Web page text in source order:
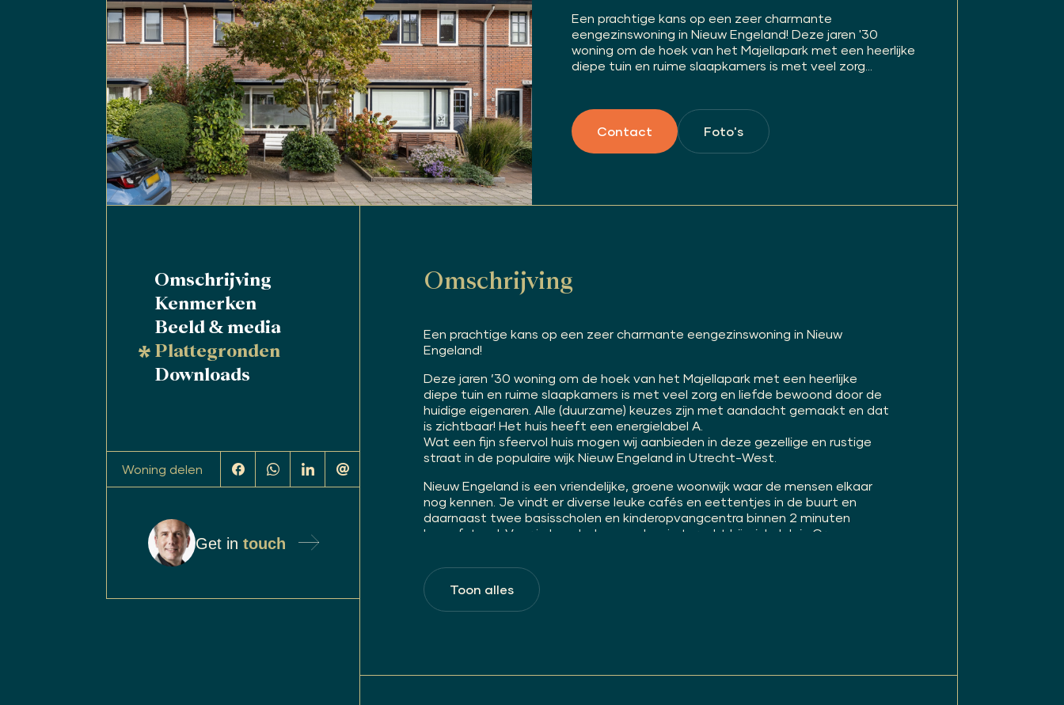
Een prachtige kans op een zeer charmante
eengezinswoning in Nieuw Engeland! Deze jaren '30
woning om de hoek van het Majellapark met een heerlijke
diepe tuin en ruime slaapkamers is met veel zorg...
Contact Foto's
Omschrijving
Kenmerken
Beeld & media
Plattegronden
Downloads
Woning delen
Get in touch
Omschrijving
Een prachtige kans op een zeer charmante eengezinswoning in Nieuw
Engeland!
Deze jaren ’30 woning om de hoek van het Majellapark met een heerlijke
diepe tuin en ruime slaapkamers is met veel zorg en liefde bewoond door de
huidige eigenaren. Alle (duurzame) keuzes zijn met aandacht gemaakt en dat
is zichtbaar! Het huis heeft een energielabel A.
Wat een fijn sfeervol huis mogen wij aanbieden in deze gezellige en rustige
straat in de populaire wijk Nieuw Engeland in Utrecht-West.
Nieuw Engeland is een vriendelijke, groene woonwijk waar de mensen elkaar
nog kennen. Je vindt er diverse leuke cafés en eettentjes in de buurt en
daarnaast twee basisscholen en kinderopvangcentra binnen 2 minuten
loopafstand. Voor je boodschappen kun je terecht bij winkelplein Groeneweg
station Zuilen is op loopafstand. Met de auto ben je snel op de A2.
Namens verkopers mogen wij je uitnodigen dit uitstekend onderhouden huis
te bezichtigen. De ruimte en de mogelijkheden zullen je aangenaam
Toon alles